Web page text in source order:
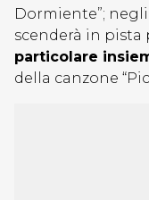
Dormiente”;
scenderà in pista
particolare
della canzone